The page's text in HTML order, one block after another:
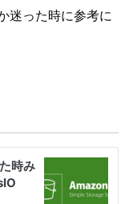
迷った時に参考に